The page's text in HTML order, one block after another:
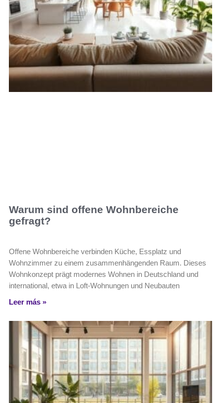
Warum sind offene Wohnbereiche
gefragt?
Offene Wohnbereiche verbinden Küche, Essplatz und
Wohnzimmer zu einem zusammenhängenden Raum. Dieses
Wohnkonzept prägt modernes Wohnen in Deutschland und
international, etwa in Loft-Wohnungen und Neubauten
Leer más »